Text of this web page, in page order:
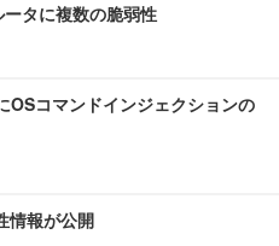
タに複数の脆弱性
OSコマンドインジェクションの
情報が公開